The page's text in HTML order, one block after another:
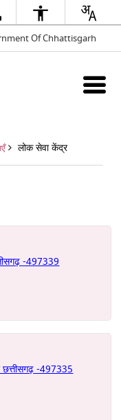
Of Chhattisgarh
लोक सेवा केंद्र
-497339
छत्तीसगढ़ -497335